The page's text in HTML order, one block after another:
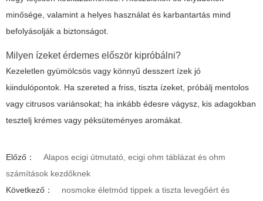
minősége, valamint a helyes használat és karbantartás mind
befolyásolják a biztonságot.
Milyen ízeket érdemes először kipróbálni?
Kezeletlen gyümölcsös vagy könnyű desszert ízek jó
kiindulópontok. Ha szereted a friss, tiszta ízeket, próbálj mentolos
vagy citrusos variánsokat; ha inkább édesre vágysz, kis adagokban
tesztelj krémes vagy péksüteményes aromákat.
Előző：
Alapos ecigi útmutató, ecigi ohm táblázat és ohm
számítások kezdőknek
Következő：
nosmoke életmód tippek a tiszta levegőért és